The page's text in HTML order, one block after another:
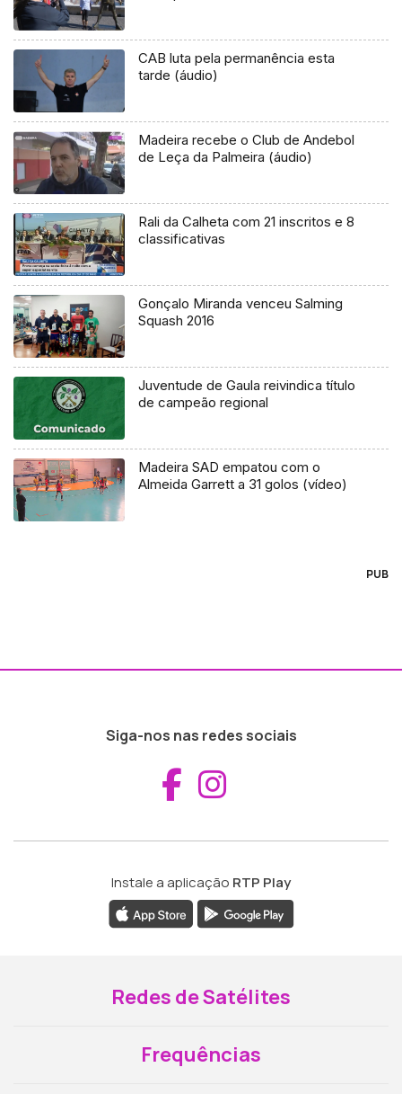
CAB luta pela permanência esta
tarde (áudio)
Madeira recebe o Club de Andebol
de Leça da Palmeira (áudio)
Rali da Calheta com 21 inscritos e 8
classificativas
Gonçalo Miranda venceu Salming
Squash 2016
Juventude de Gaula reivindica título
de campeão regional
Madeira SAD empatou com o
Almeida Garrett a 31 golos (vídeo)
PUB
Siga-nos nas redes sociais
Aceder ao
Instale a aplicação RTP Play
Redes de Satélites
Frequências